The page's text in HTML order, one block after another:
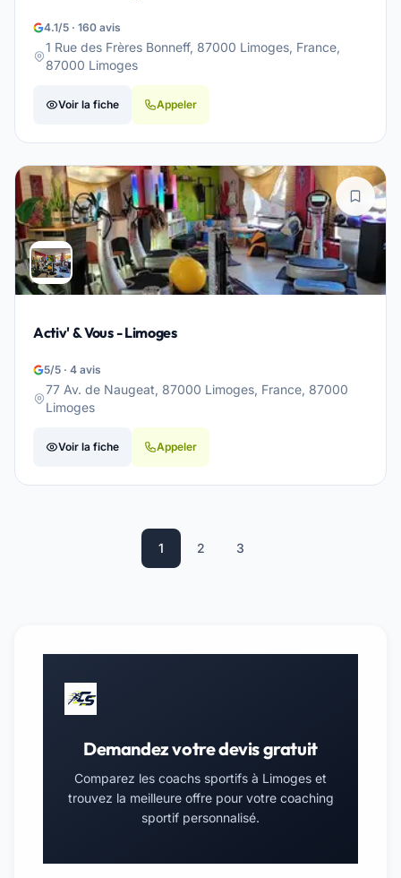
4.1/5 · 160 avis
1 Rue des Frères Bonneff, 87000 Limoges, France,
87000 Limoges
Voir la fiche Appeler
Activ' & Vous - Limoges
5/5 · 4 avis
77 Av. de Naugeat, 87000 Limoges, France, 87000
Limoges
Voir la fiche Appeler
1 2 3
Demandez votre devis gratuit
Comparez les coachs sportifs à Limoges et
trouvez la meilleure offre pour votre coaching
sportif personnalisé.